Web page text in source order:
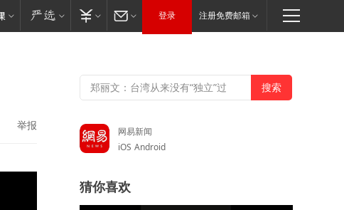
登录 注册免费邮箱
举报
网易新闻
iOS Android
猜你喜欢